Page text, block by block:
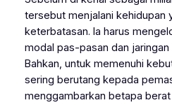
tersebut menjalani kehidupan
keterbatasan. Ia harus
modal pas-pasan dan
Bahkan, untuk memenuhi
sering berutang kepada
menggambarkan betapa